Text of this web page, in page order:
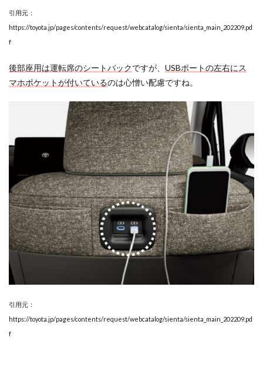
引用元：
https://toyota.jp/pages/contents/request/webcatalog/sienta/sienta_main_202209.pd
f
後部座用は運転席のシートバックですが、 USBポートの左右にス
マホポケットが付いているのは心憎い配慮ですね。
引用元：
https://toyota.jp/pages/contents/request/webcatalog/sienta/sienta_main_202209.pd
f